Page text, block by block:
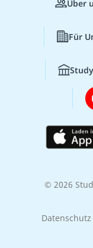
Über
Für
© 2026
Datenschutz